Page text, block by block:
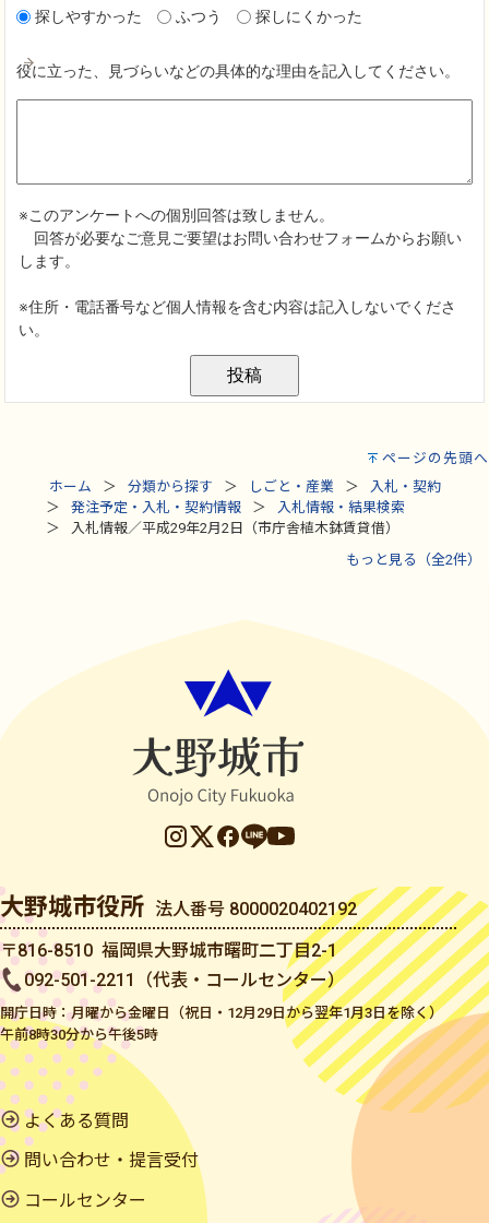
ページの先頭へ
ホーム
分類から探す しごと・産業
入札・契約
発注予定・入札・契約情報
入札情報・結果検索
入札情報／平成29年2月2日（市庁舎植木鉢賃貸借）
もっと見る（全2件）
大野城市役所 法人番号 8000020402192
〒816-8510 福岡県大野城市曙町二丁目2-1
092-501-2211（代表・コールセンター）
開庁日時：月曜から金曜日（祝日・12月29日から翌年1月3日を除く）
午前8時30分から午後5時
よくある質問
問い合わせ・提言受付
コールセンター